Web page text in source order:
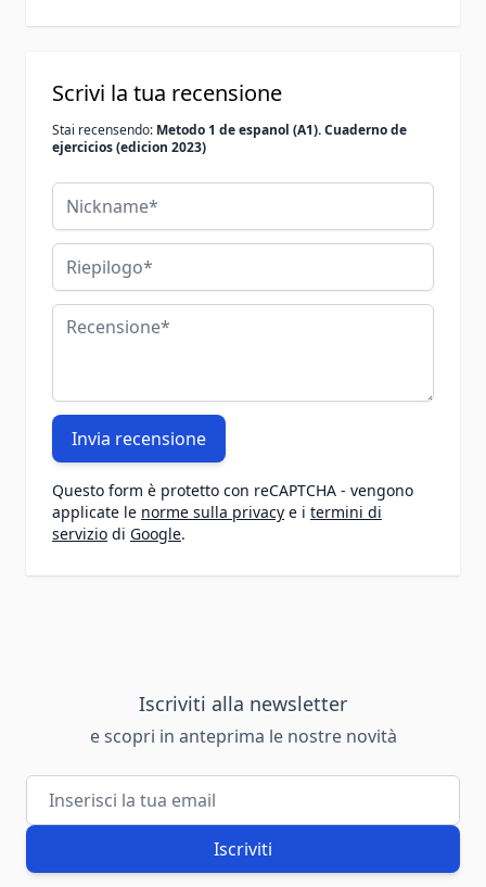
Scrivi la tua recensione
Stai recensendo: Metodo 1 de espanol (A1). Cuaderno de
ejercicios (edicion 2023)
Nickname
Riepilogo
Recensione
Invia recensione
Questo form è protetto con reCAPTCHA - vengono
applicate le norme sulla privacy e i termini di
servizio di Google.
Iscriviti alla newsletter
e scopri in anteprima le nostre novità
Indirizzo email
Iscriviti